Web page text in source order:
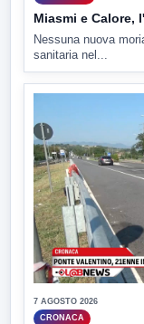
Miasmi e Calore,
Nessuna nuova
sanitaria nel...
7 AGOSTO 2026
CRONACA